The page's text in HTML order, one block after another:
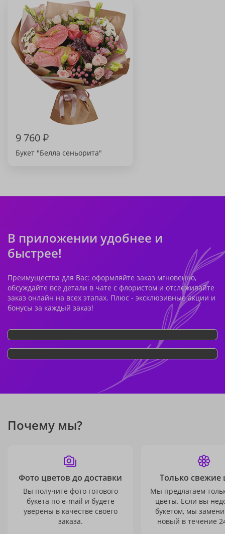
9 760₽
Букет "Белла сеньорита"
В приложении удобнее и
быстрее!
Преимущества для Вас: оформляйте заказ мгновенно,
обсуждайте все детали в чате с флористом и отслеживайте
заказ онлайн на всех этапах. Плюс - эксклюзивные акции и
бонусы за каждый заказ!
Почему мы?
Фото цветов до доставки
Вы получите фото готового
букета по e-mail и будете
уверены в качестве своего
заказа.
Только свежие
Мы предлагаем
цветы. Если вы
букетом, мы
новый в течение